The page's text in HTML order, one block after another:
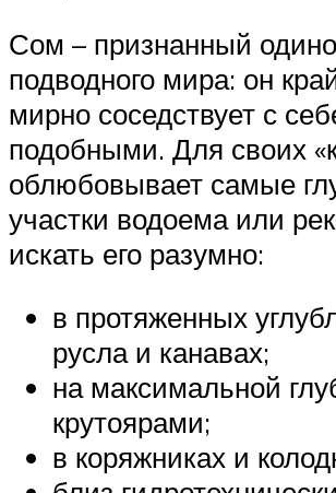
Сом – признанный
подводного мира: он
мирно соседствует с
подобными. Для своих
облюбовывает самые
участки водоема или
искать его разумно:
в протяженных
русла и канавах;
на максимальной
крутоярами;
в коряжниках и